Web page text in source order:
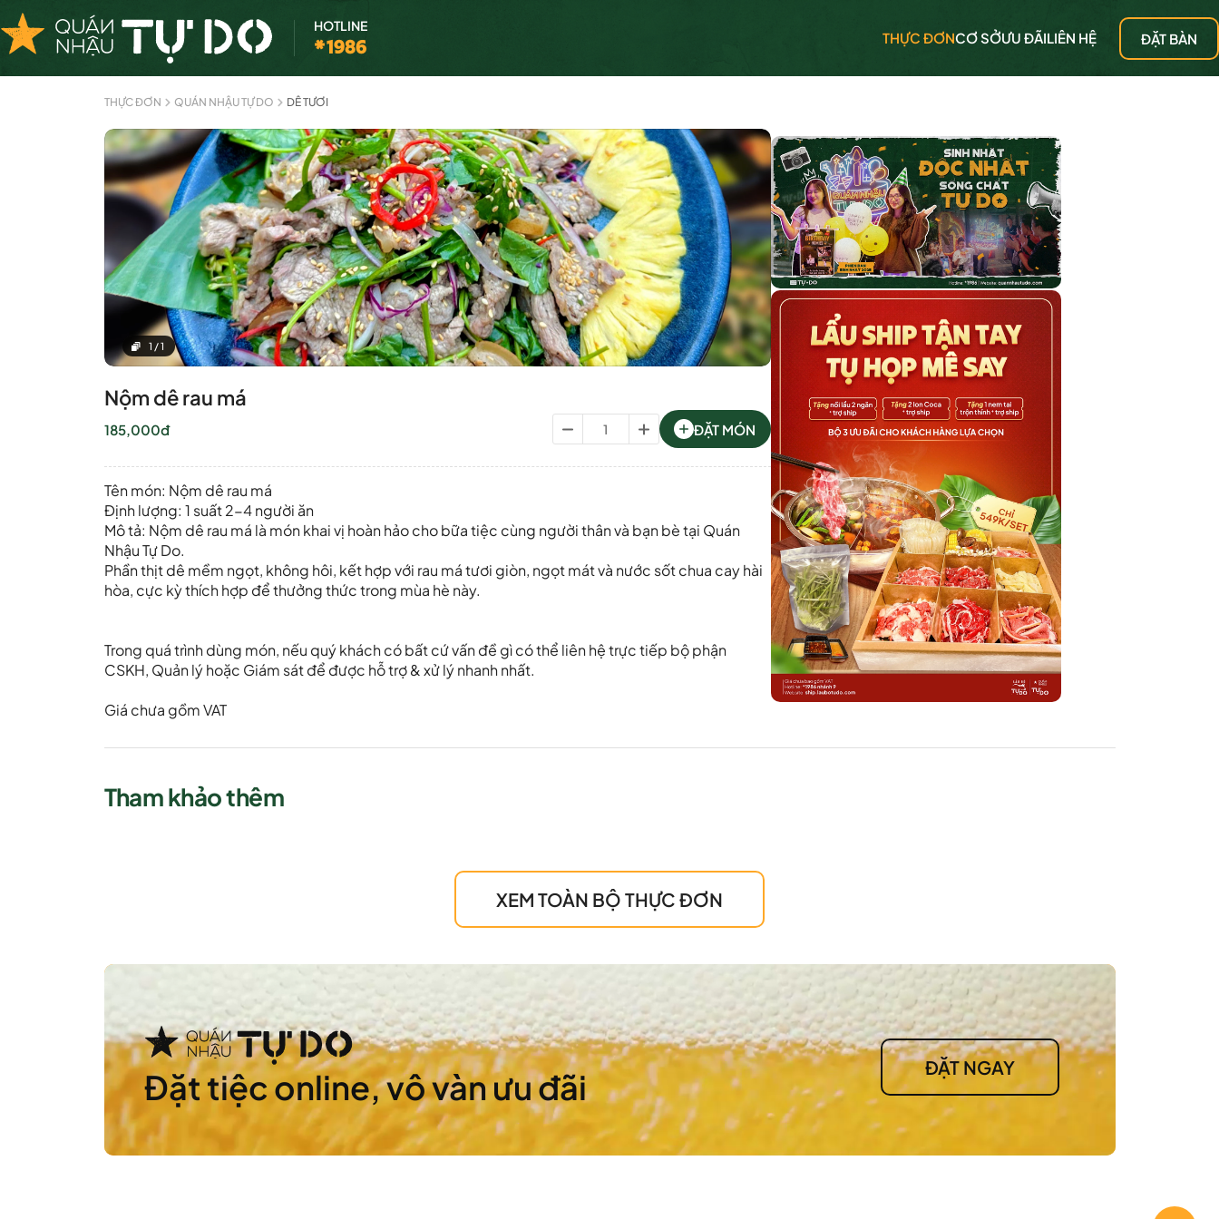
HOTLINE
*1986 THỰC ĐƠNCƠ SỞƯU ĐÃILIÊN HỆ ĐẶT BÀN
THỰC ĐƠN QUÁN NHẬU TỰ DO DÊ TƯƠI
1 /1
Nộm dê rau má
185,000đ ĐẶT MÓN
Tên món: Nộm dê rau má
Định lượng: 1 suất 2-4 người ăn
Mô tả: Nộm dê rau má là món khai vị hoàn hảo cho bữa tiệc cùng người thân và bạn bè tại Quán
Nhậu Tự Do.
Phần thịt dê mềm ngọt, không hôi, kết hợp với rau má tươi giòn, ngọt mát và nước sốt chua cay hài
hòa, cực kỳ thích hợp để thưởng thức trong mùa hè này.
Trong quá trình dùng món, nếu quý khách có bất cứ vấn đề gì có thể liên hệ trực tiếp bộ phận
CSKH, Quản lý hoặc Giám sát để được hỗ trợ & xử lý nhanh nhất.
Giá chưa gồm VAT
Tham khảo thêm
XEM TOÀN BỘ THỰC ĐƠN
Đặt tiệc online, vô vàn ưu đãi ĐẶT NGAY